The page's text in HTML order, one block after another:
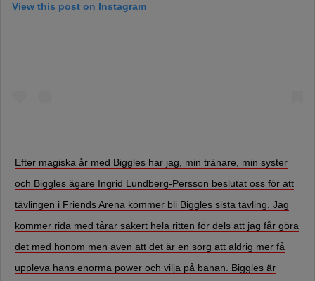
View this post on Instagram
Efter magiska år med Biggles har jag, min tränare, min syster
och Biggles ägare Ingrid Lundberg-Persson beslutat oss för att
tävlingen i Friends Arena kommer bli Biggles sista tävling. Jag
kommer rida med tårar säkert hela ritten för dels att jag får göra
det med honom men även att det är en sorg att aldrig mer få
uppleva hans enorma power och vilja på banan. Biggles är